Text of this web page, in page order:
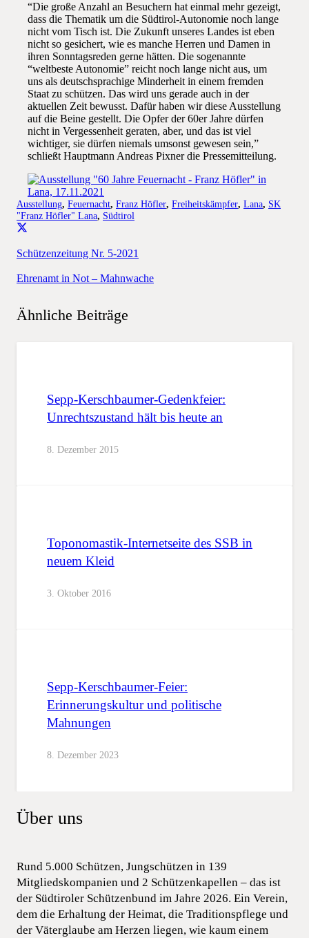
“Die große Anzahl an Besuchern hat einmal mehr gezeigt,
dass die Thematik um die Südtirol-Autonomie noch lange
nicht vom Tisch ist. Die Zukunft unseres Landes ist eben
nicht so gesichert, wie es manche Herren und Damen in
ihren Sonntagsreden gerne hätten. Die sogenannte
“weltbeste Autonomie” reicht noch lange nicht aus, um
uns als deutschsprachige Minderheit in einem fremden
Staat zu schützen. Das wird uns gerade auch in der
aktuellen Zeit bewusst. Dafür haben wir diese Ausstellung
auf die Beine gestellt. Die Opfer der 60er Jahre dürfen
nicht in Vergessenheit geraten, aber, und das ist viel
wichtiger, sie dürfen niemals umsonst gewesen sein,”
schließt Hauptmann Andreas Pixner die Pressemitteilung.
Ausstellung, Feuernacht, Franz Höfler, Freiheitskämpfer, Lana, SK
"Franz Höfler" Lana, Südtirol
Schützenzeitung Nr. 5-2021
Ehrenamt in Not – Mahnwache
Ähnliche Beiträge
Sepp-Kerschbaumer-Gedenkfeier:
Unrechtszustand hält bis heute an
8. Dezember 2015
Toponomastik-Internetseite des SSB in
neuem Kleid
3. Oktober 2016
Sepp-Kerschbaumer-Feier:
Erinnerungskultur und politische
Mahnungen
8. Dezember 2023
Über uns
Rund 5.000 Schützen, Jungschützen in 139
Mitgliedskompanien und 2 Schützenkapellen – das ist
der Südtiroler Schützenbund im Jahre 2026. Ein Verein,
dem die Erhaltung der Heimat, die Traditionspflege und
der Väterglaube am Herzen liegen, wie kaum einem